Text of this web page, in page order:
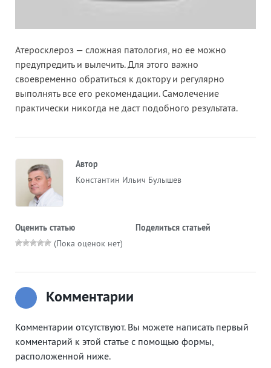
Атеросклероз — сложная патология, но ее можно
предупредить и вылечить. Для этого важно
своевременно обратиться к доктору и регулярно
выполнять все его рекомендации. Самолечение
практически никогда не даст подобного результата.
Автор
Константин Ильич Булышев
Оценить статью
(Пока оценок нет)
Поделиться статьей
Комментарии
Комментарии отсутствуют. Вы можете написать первый
комментарий к этой статье с помощью формы,
расположенной ниже.